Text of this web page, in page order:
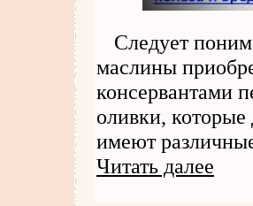
Следует
маслины
консервантами
оливки, которые
имеют
Читать далее